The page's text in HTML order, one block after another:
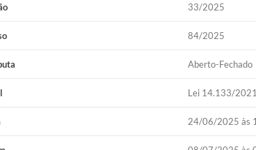
33/2025
84/2025
Aberto-Fechado
Lei 14.133/
24/06/2025 às